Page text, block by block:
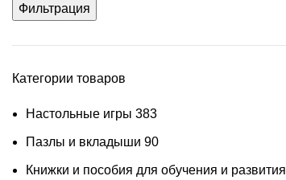
Фильтрация
Категории товаров
Настольные игры 383
Пазлы и вкладыши 90
Книжки и пособия для обучения и развития